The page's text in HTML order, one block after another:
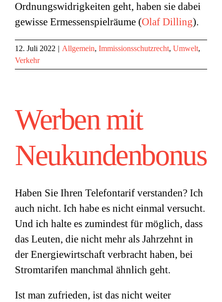
Ordnungswidrigkeiten geht, haben sie dabei
gewisse Ermessenspielräume (Olaf Dilling).
12. Juli 2022 | Allgemein, Immissionsschutzrecht, Umwelt,
Verkehr
Werben mit
Neukundenbonus
Haben Sie Ihren Telefontarif verstanden? Ich
auch nicht. Ich habe es nicht einmal versucht.
Und ich halte es zumindest für möglich, dass
das Leuten, die nicht mehr als Jahrzehnt in
der Energiewirtschaft verbracht haben, bei
Stromtarifen manchmal ähnlich geht.
Ist man zufrieden, ist das nicht weiter